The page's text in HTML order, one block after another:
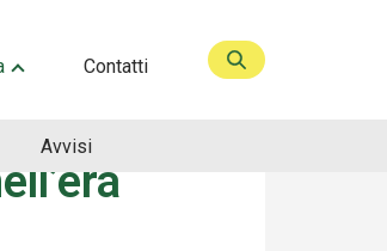
Avvisi
Contatti